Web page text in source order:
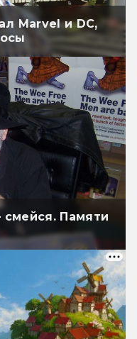
Marvel и DC,
Памяти